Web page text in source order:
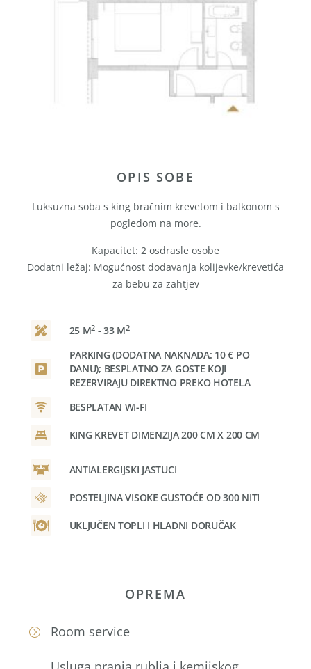
OPIS SOBE
Luksuzna soba s king bračnim krevetom i balkonom s
pogledom na more.
Kapacitet: 2 osdrasle osobe
Dodatni ležaj: Mogućnost dodavanja kolijevke/krevetića
za bebu za zahtjev
25 M2 - 33 M2
PARKING (DODATNA NAKNADA: 10 € PO
DANU); BESPLATNO ZA GOSTE KOJI
REZERVIRAJU DIREKTNO PREKO HOTELA
BESPLATAN WI-FI
KING KREVET DIMENZIJA 200 CM X 200 CM
ANTIALERGIJSKI JASTUCI
POSTELJINA VISOKE GUSTOĆE OD 300 NITI
UKLJUČEN TOPLI I HLADNI DORUČAK
OPREMA
Room service